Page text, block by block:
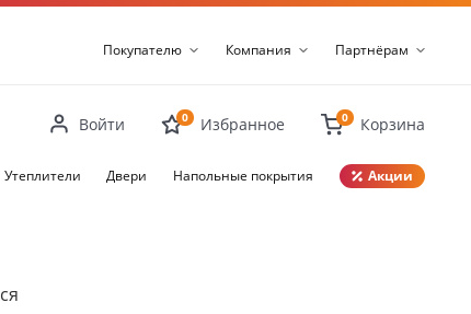
Покупателю Компания Партнёрам
Войти 0 Избранное 0 Корзина
Утеплители Двери Напольные покрытия Акции